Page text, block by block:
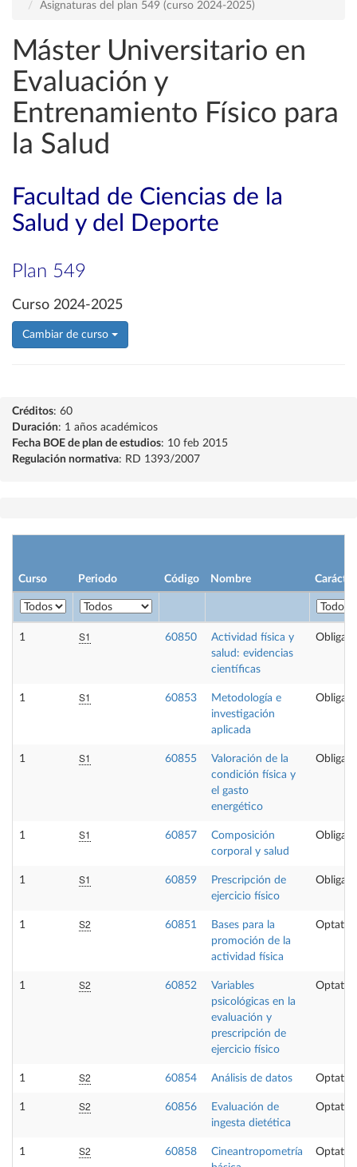
Asignaturas del plan 549 (curso 2024-2025)
Máster Universitario en
Evaluación y
Entrenamiento Físico para
la Salud
Facultad de Ciencias de la
Salud y del Deporte
Plan 549
Curso 2024-2025
Cambiar de curso
Créditos: 60
Duración: 1 años académicos
Fecha BOE de plan de estudios: 10 feb 2015
Regulación normativa: RD 1393/2007
Curso Periodo Código Nombre Carácter
1 S1 60850
Actividad física y
salud: evidencias
científicas
1 S1 60853
Metodología e
investigación
aplicada
1 S1 60855
Valoración de la
condición física y
el gasto
energético
1 S1 60857
Composición
corporal y salud
1 S1 60859
Prescripción de
ejercicio físico
1 S2 60851
Bases para la
promoción de la
actividad física
1 S2 60852
Variables
psicológicas en la
evaluación y
prescripción de
ejercicio físico
1 S2 60854 Análisis de datos
1 S2 60856
Evaluación de
ingesta dietética
1 S2 60858
Cineantropometría